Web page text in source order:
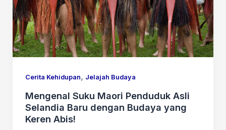
Cerita Kehidupan, Jelajah Budaya
Mengenal Suku Maori Penduduk Asli
Selandia Baru dengan Budaya yang
Keren Abis!